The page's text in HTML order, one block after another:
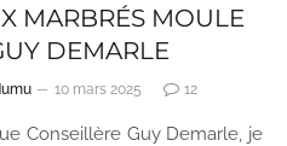
MARBRÉS MOULE
DEMARLE
10 mars 2025 12
Conseillère Guy Demarle, je